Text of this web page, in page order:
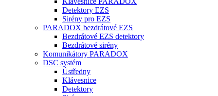
Detektory EZS
Sirény pro EZS
PARADOX bezdrátové EZS
Bezdrátové EZS detektory
Bezdrátové sirény
Komunikátory PARADOX
DSC systém
Ústředny
Klávesnice
Detektory